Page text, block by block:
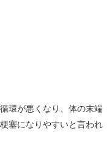
環が悪くなり、体の末端
塞になりやすいと言われ